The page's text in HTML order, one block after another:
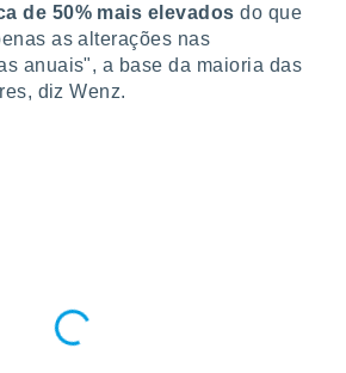
de 50% mais elevadosdo que
as alterações nas
anuais", a base da maioria das
diz Wenz.